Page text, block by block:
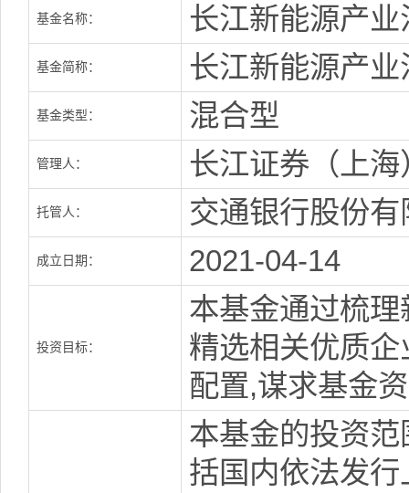
基金名称： 长江新能源产
基金简称： 长江新能源产业
基金类型： 混合型
管理人： 长江证券（上
托管人： 交通银行股份有
成立日期： 2021-04-14
投资目标：
本基金通过梳
精选相关优质
配置,谋求基金
本基金的投资
括国内依法发